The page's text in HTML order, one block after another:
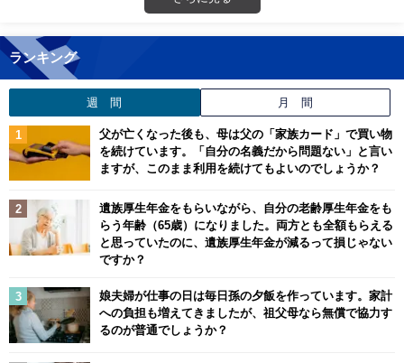
ランキング
週 間 月 間
父が亡くなった後も、母は父の「家族カード」で買い物
を続けています。「自分の名義だから問題ない」と言い
ますが、このまま利用を続けてもよいのでしょうか？
遺族厚生年金をもらいながら、自分の老齢厚生年金をも
らう年齢（65歳）になりました。両方とも全額もらえる
と思っていたのに、遺族厚生年金が減るって損じゃない
ですか？
娘夫婦が仕事の日は毎日孫の夕飯を作っています。家計
への負担も増えてきましたが、祖父母なら無償で協力す
るのが普通でしょうか？